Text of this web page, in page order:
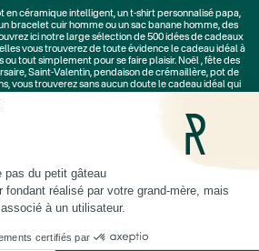
en céramique intelligent, unt-shirt personnalisé papa,
bracelet cuir hommeou unsac banane homme, des
ici notre large sélection de500 idées de cadeaux
vous trouverez de toute évidence le cadeau idéal à
ou tout simplement pour se faire plaisir. Noël,fête des
,Saint-Valentin,pendaison de crémaillère, pot de
vous trouverez sans aucun doute le cadeau idéal qui
Cadeaux Fête des Mères
Fête des Grands-Pères Cadeaux Secret Santa